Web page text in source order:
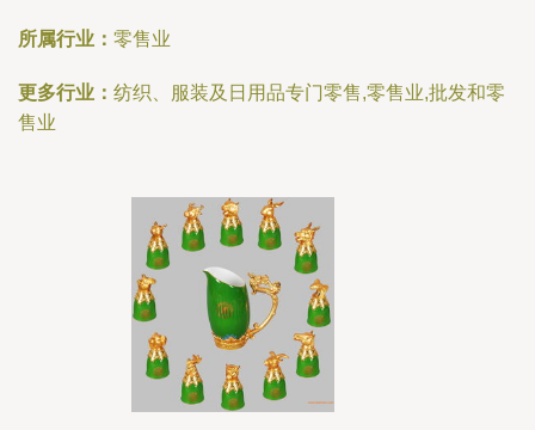
所属行业： 零售业
更多行业： 纺织、服装及日用品专门零售,零售业,批发和零
售业